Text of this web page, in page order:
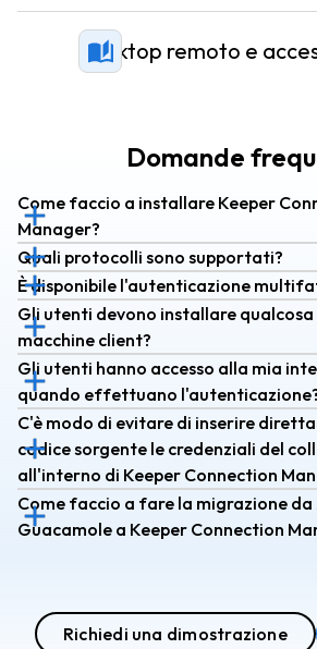
Desktop remoto e
Domande
Come faccio a installare Keeper
Manager?
Quali protocolli sono supportati?
È disponibile l'autenticazione
Gli utenti devono installare qualcosa
macchine client?
Gli utenti hanno accesso alla mia
quando effettuano
C'è modo di evitare di inserire
codice sorgente le credenziali del
all'interno di Keeper Connection
Come faccio a fare la migrazione da
Guacamole a Keeper Connection
Richiedi una dimostrazione